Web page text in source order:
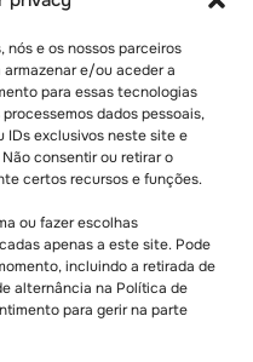
nós e os nossos parceiros
e/ou aceder a
para essas tecnologias
dados pessoais,
IDs exclusivos neste site e
consentir ou retirar o
certos recursos e funções.
ou fazer escolhas
apenas a este site. Pode
incluindo a retirada de
alternância na Política de
para gerir na parte
estejas à procura
ou de um
fazer parte da
localizada na
é um centro
ênfase à
de género. Os